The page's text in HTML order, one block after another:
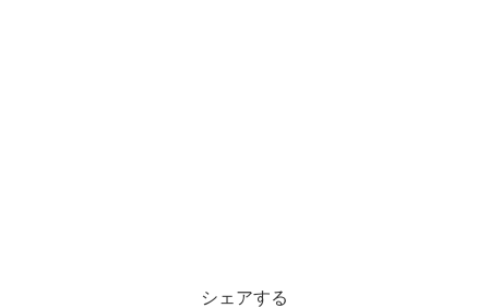
シェアする